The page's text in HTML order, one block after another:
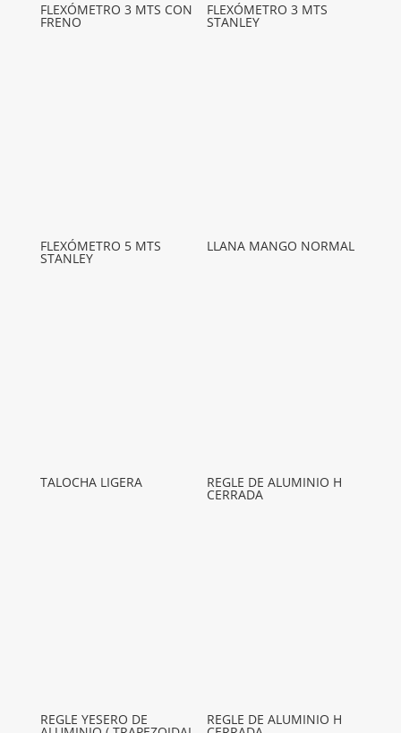
FLEXÓMETRO 3 MTS CON
FRENO
FLEXÓMETRO 3 MTS
STANLEY
FLEXÓMETRO 5 MTS
STANLEY
LLANA MANGO NORMAL
TALOCHA LIGERA REGLE DE ALUMINIO H
CERRADA
REGLE YESERO DE REGLE DE ALUMINIO H